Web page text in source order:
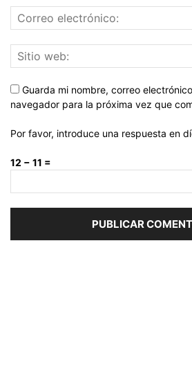
Guarda mi nombre, correo
navegador para la próxima vez que
Por favor, introduce una respuesta en
12 − 11 =